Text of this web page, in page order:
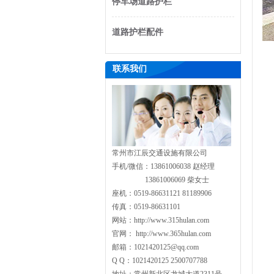
道路护栏配件
联系我们
常州市江辰交通设施有限公司
手机/微信：13861006038 赵经理
13861006069 柴女士
座机：0519-86631121 81189906
传真：0519-86631101
网站：http://www.315hulan.com
官网： http://www.365hulan.com
邮箱：1021420125@qq.com
Q Q：1021420125 2500707788